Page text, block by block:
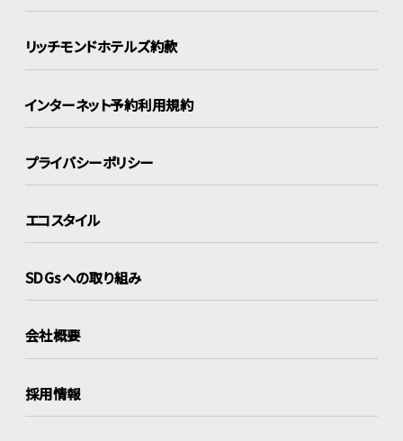
リッチモンドホテルズ約款
インターネット予約利用規約
プライバシーポリシー
エコスタイル
SDGsへの取り組み
会社概要
採用情報